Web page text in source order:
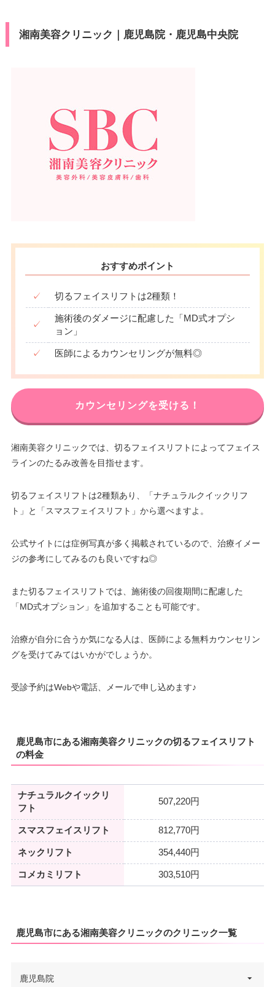
湘南美容クリニック｜鹿児島院・鹿児島中央院
おすすめポイント
✓ 切るフェイスリフトは2種類！
✓
施術後のダメージに配慮した「MD式オプシ
ョン」
✓ 医師によるカウンセリングが無料◎
カウンセリングを受ける！
湘南美容クリニックでは、切るフェイスリフトによってフェイス
ラインのたるみ改善を目指せます。
切るフェイスリフトは2種類あり、「ナチュラルクイックリフ
ト」と「スマスフェイスリフト」から選べますよ。
公式サイトには症例写真が多く掲載されているので、治療イメー
ジの参考にしてみるのも良いですね◎
また切るフェイスリフトでは、施術後の回復期間に配慮した
「MD式オプション」を追加することも可能です。
治療が自分に合うか気になる人は、医師による無料カウンセリン
グを受けてみてはいかがでしょうか。
受診予約はWebや電話、メールで申し込めます♪
鹿児島市にある湘南美容クリニックの切るフェイスリフト
の料金
ナチュラルクイックリ
フト
507,220円
スマスフェイスリフト 812,770円
ネックリフト 354,440円
コメカミリフト 303,510円
鹿児島市にある湘南美容クリニックのクリニック一覧
鹿児島院